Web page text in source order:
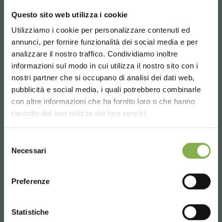
Questo sito web utilizza i cookie
Utilizziamo i cookie per personalizzare contenuti ed
annunci, per fornire funzionalità dei social media e per
analizzare il nostro traffico. Condividiamo inoltre
informazioni sul modo in cui utilizza il nostro sito con i
nostri partner che si occupano di analisi dei dati web,
pubblicità e social media, i quali potrebbero combinarle
con altre informazioni che ha fornito loro o che hanno
raccolto dal suo utilizzo dei loro servizi.
delNecessari
Preferenze
Statistiche
Choose the country you are in and your
language for a better browsing experience
Whatsapp
Richiedi informazioni
+39 3457719939
REGISTRATI E RISPARMIA
SUBITO!
Crea un account e ottieni subito
vantaggi esclusivi:
5 % di scontosul tuo primo ordine *
2 % di sconto sempresu tutti i tuoi acquisti
Spedizione gratis
(seleziona l'opzione Newsletter in fase di